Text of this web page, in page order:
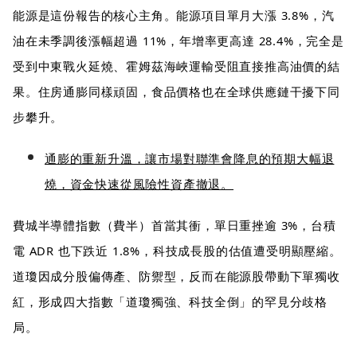
能源是這份報告的核心主角。能源項目單月大漲 3.8%，汽
油在未季調後漲幅超過 11%，年增率更高達 28.4%，完全是
受到中東戰火延燒、霍姆茲海峽運輸受阻直接推高油價的結
果。住房通膨同樣頑固，食品價格也在全球供應鏈干擾下同
步攀升。
通膨的重新升溫，讓市場對聯準會降息的預期大幅退
燒，資金快速從風險性資產撤退。
費城半導體指數（費半）首當其衝，單日重挫逾 3%，台積
電 ADR 也下跌近 1.8%，科技成長股的估值遭受明顯壓縮。
道瓊因成分股偏傳產、防禦型，反而在能源股帶動下單獨收
紅，形成四大指數「道瓊獨強、科技全倒」的罕見分歧格
局。